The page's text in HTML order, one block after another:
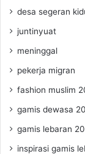
desa segeran
juntinyuat
meninggal
pekerja migran
fashion muslim
gamis dewasa
gamis lebaran
inspirasi gamis